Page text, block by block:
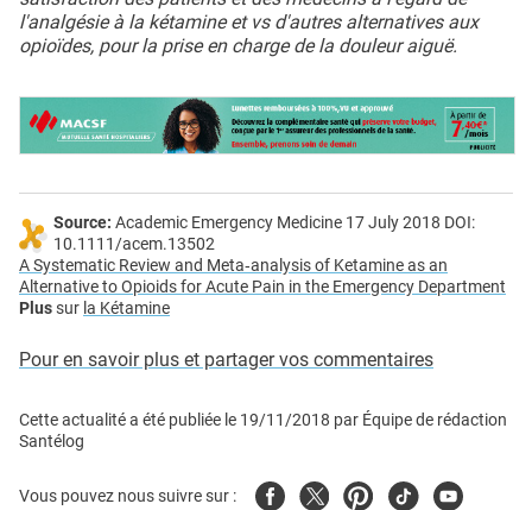
l'analgésie à la kétamine et vs d'autres alternatives aux
opioïdes, pour la prise en charge de la douleur aiguë.
Source: Academic Emergency Medicine 17 July 2018 DOI:
10.1111/acem.13502
A Systematic Review and Meta‐analysis of Ketamine as an
Alternative to Opioids for Acute Pain in the Emergency Department
Plussur la Kétamine
Pour en savoir plus et partager vos commentaires
Cette actualité a été publiée le 19/11/2018 par Équipe de rédaction
Santélog
Vous pouvez nous suivre sur : FacebookTwitterPinterest
TiktokYoutube